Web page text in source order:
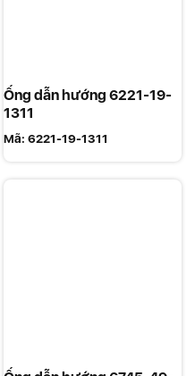
Ống dẫn hướng 6221-19-
1311
Mã: 6221-19-1311